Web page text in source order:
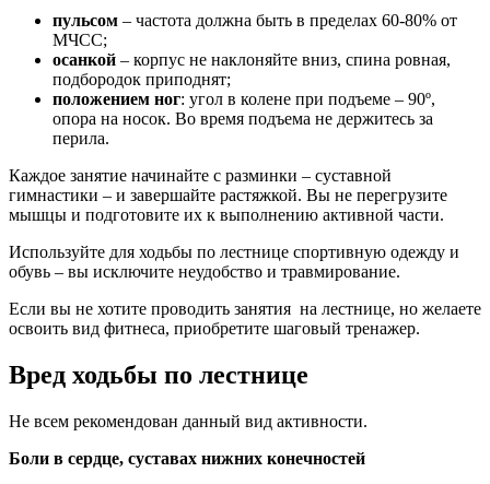
пульсом – частота должна быть в пределах 60-80% от
МЧСС;
осанкой – корпус не наклоняйте вниз, спина ровная,
подбородок приподнят;
положением ног: угол в колене при подъеме ‒ 90º,
опора на носок. Во время подъема не держитесь за
перила.
Каждое занятие начинайте с разминки – суставной
гимнастики – и завершайте растяжкой. Вы не перегрузите
мышцы и подготовите их к выполнению активной части.
Используйте для ходьбы по лестнице спортивную одежду и
обувь ‒ вы исключите неудобство и травмирование.
Если вы не хотите проводить занятия на лестнице, но желаете
освоить вид фитнеса, приобретите шаговый тренажер.
Вред ходьбы по лестнице
Не всем рекомендован данный вид активности.
Боли в сердце, суставах нижних конечностей